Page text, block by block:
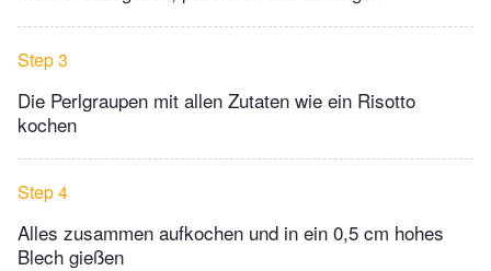
Step 3
Die Perlgraupen mit allen Zutaten wie ein Risotto
kochen
Step 4
Alles zusammen aufkochen und in ein 0,5 cm hohes
Blech gießen